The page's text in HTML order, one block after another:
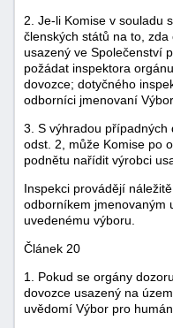
2. Je-li Komise v souladu
členských států na to,
usazený ve Společenství
požádat inspektora
dovozce; dotyčného
odborníci jmenovaní
3. S výhradou případných
odst. 2, může Komise po
podnětu nařídit výrobci
Inspekci provádějí
odborníkem jmenovaným
uvedenému výboru.
Článek 20
1. Pokud se orgány
dovozce usazený na
uvědomí Výbor pro